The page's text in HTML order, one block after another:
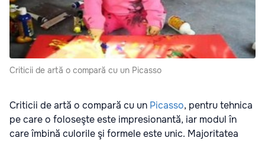
Criticii de artă o compară cu un Picasso
Criticii de artă o compară cu un Picasso, pentru tehnica
pe care o foloseşte este impresionantă, iar modul în
care îmbină culorile şi formele este unic. Majoritatea